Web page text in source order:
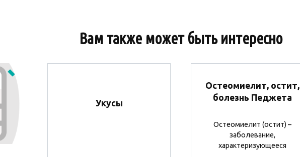
Вам также может быть интересно
Укусы
Остеомиелит, остит,
болезнь Педжета
Остеомиелит (остит) –
заболевание,
характеризующееся